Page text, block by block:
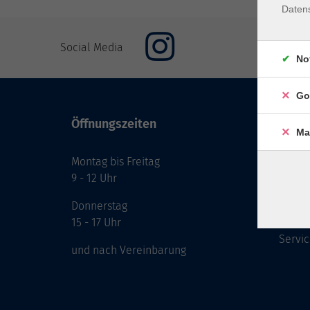
Social Media
Öffnungszeiten
Montag bis Freitag
9 - 12 Uhr
Donnerstag
15 - 17 Uhr
und nach Vereinbarung